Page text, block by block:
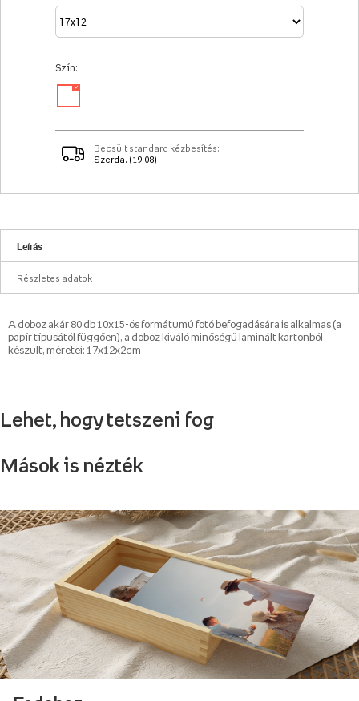
Szín:
✓
Becsült standard kézbesítés:
Szerda. (19.08)
Leírás
Részletes adatok
A doboz akár 80 db 10x15-ös formátumú fotó befogadására is alkalmas (a
papír típusától függően), a doboz kiváló minőségű laminált kartonból
készült, méretei: 17x12x2cm
Lehet, hogy tetszeni fog
Mások is nézték